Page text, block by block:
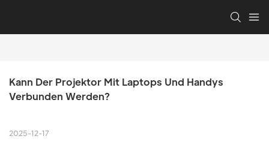
Kann Der Projektor Mit Laptops Und Handys
Verbunden Werden?
2025-12-17